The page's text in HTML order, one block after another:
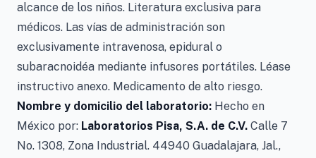
alcance de los niños. Literatura exclusiva para
médicos. Las vías de administración son
exclusivamente intravenosa, epidural o
subaracnoidéa mediante infusores portátiles. Léase
instructivo anexo. Medicamento de alto riesgo.
Nombre y domicilio del laboratorio: Hecho en
México por: Laboratorios Pisa, S.A. de C.V. Calle 7
No. 1308, Zona Industrial. 44940 Guadalajara, Jal.,